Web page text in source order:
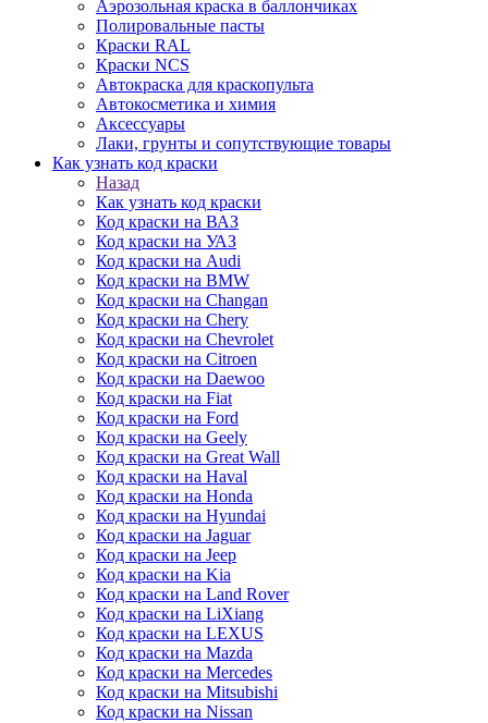
Аэрозольная краска в баллончиках
Полировальные пасты
Краски RAL
Краски NCS
Автокраска для краскопульта
Автокосметика и химия
Аксессуары
Лаки, грунты и сопутствующие товары
Как узнать код краски
Назад
Как узнать код краски
Код краски на ВАЗ
Код краски на УАЗ
Код краски на Audi
Код краски на BMW
Код краски на Changan
Код краски на Chery
Код краски на Chevrolet
Код краски на Citroen
Код краски на Daewoo
Код краски на Fiat
Код краски на Ford
Код краски на Geely
Код краски на Great Wall
Код краски на Haval
Код краски на Honda
Код краски на Hyundai
Код краски на Jaguar
Код краски на Jeep
Код краски на Kia
Код краски на Land Rover
Код краски на LiXiang
Код краски на LEXUS
Код краски на Mazda
Код краски на Mercedes
Код краски на Mitsubishi
Код краски на Nissan